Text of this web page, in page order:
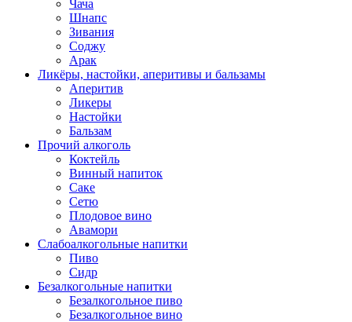
Чача
Шнапс
Зивания
Соджу
Арак
Ликёры, настойки, аперитивы и бальзамы
Аперитив
Ликеры
Настойки
Бальзам
Прочий алкоголь
Коктейль
Винный напиток
Саке
Сетю
Плодовое вино
Авамори
Слабоалкогольные напитки
Пиво
Сидр
Безалкогольные напитки
Безалкогольное пиво
Безалкогольное вино